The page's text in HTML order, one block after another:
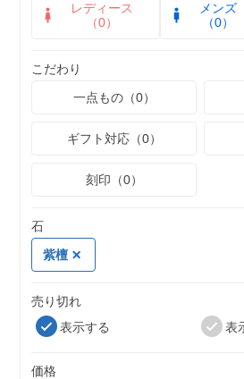
レディース
（0）
メンズ
（0）
こだわり
一点もの（0）
ギフト対応（0）
刻印（0）
石
紫檀
売り切れ
表示する
表
価格